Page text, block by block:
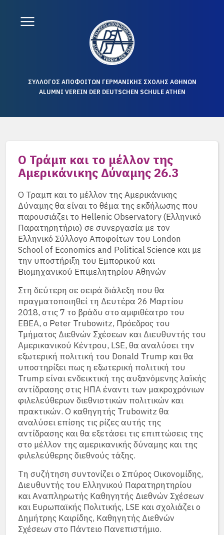
ΣΥΛΛΟΓΟΣ ΑΠΟΦΟΙΤΩΝ ΓΕΡΜΑΝΙΚΗΣ ΣΧΟΛΗΣ ΑΘΗΝΩΝ
ALUMNI VEREIN DER DEUTSCHEN SCHULE ATHEN
Ο Τράμπ και το μέλλον της
Αμερικάνικης Δύναμης 26.3
Ο Τραμπ και το μέλλον της Αμερικάνικης
Δύναμης θα είναι το θέμα της εκδήλωσης που
παρουσιάζει το Hellenic Observatory (Ελληνικό
Παρατηρητήριο) σε συνεργασία με τον
Ελληνικό Σύλλογο Αποφοίτων του London
School of Economics and Political Science και με
την υποστήριξη του Εμπορικού και
Βιομηχανικού Επιμελητηρίου Αθηνών
Στη δεύτερη σε σειρά διάλεξη που θα
πραγματοποιηθεί τη Δευτέρα 26 Μαρτίου
2018, στις 7 το βράδυ στο αμφιθέατρο του
ΕΒΕΑ, ο Peter Trubowitz, Πρόεδρος του
Τμήματος Διεθνών Σχέσεων και Διευθυντής του
Αμερικανικού Κέντρου, LSE, θα αναλύσει την
εξωτερική πολιτική του Donald Trump και θα
υποστηρίξει πως η εξωτερική πολιτική του
Trump είναι ενδεικτική της αυξανόμενης λαϊκής
αντίδρασης στις ΗΠΑ έναντι των μακροχρόνιων
φιλελεύθερων διεθνιστικών πολιτικών και
πρακτικών. Ο καθηγητής Trubowitz θα
αναλύσει επίσης τις ρίζες αυτής της
αντίδρασης και θα εξετάσει τις επιπτώσεις της
στο μέλλον της αμερικανικής δύναμης και της
φιλελεύθερης διεθνούς τάξης.
Τη συζήτηση συντονίζει ο Σπύρος Οικονομίδης,
Διευθυντής του Ελληνικού Παρατηρητηρίου
και Αναπληρωτής Καθηγητής Διεθνών Σχέσεων
και Ευρωπαϊκής Πολιτικής, LSE και σχολιάζει ο
Δημήτρης Καιρίδης, Καθηγητής Διεθνών
Σχέσεων στο Πάντειο Πανεπιστήμιο.